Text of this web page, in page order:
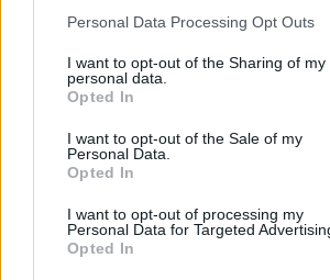
Personal Data Processing Opt Outs
I want to opt-out of the Sharing of my
personal data.
Opted In
I want to opt-out of the Sale of my
Personal Data.
Opted In
I want to opt-out of processing my
Personal Data for Targeted
Opted In
μου ότι θα πάω σε δραματική,
έβαλε τα κλάματα…
19:35 - 20 Φεβρουαρίου 2023
«Το θέατρο τότε θεωρούταν κακό.
πρόστυχο επάγγελμα;» ανέφερε η